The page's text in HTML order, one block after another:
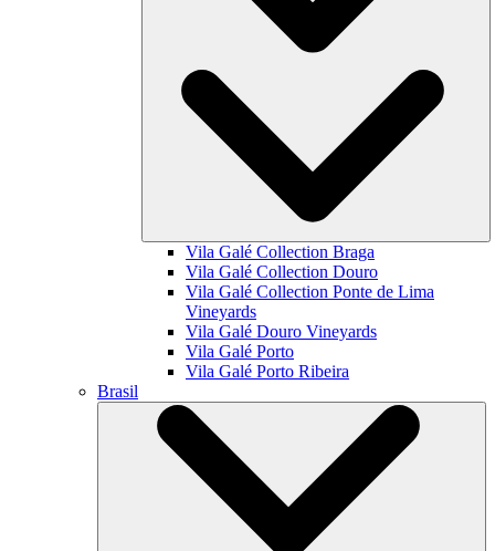
Vila Galé Collection Braga
Vila Galé Collection Douro
Vila Galé Collection Ponte de Lima
Vineyards
Vila Galé Douro Vineyards
Vila Galé Porto
Vila Galé Porto Ribeira
Brasil